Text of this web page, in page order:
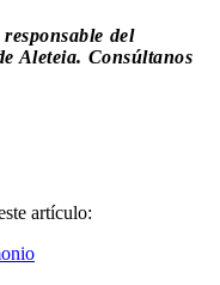
del
Aleteia. Consúltanos
artículo: